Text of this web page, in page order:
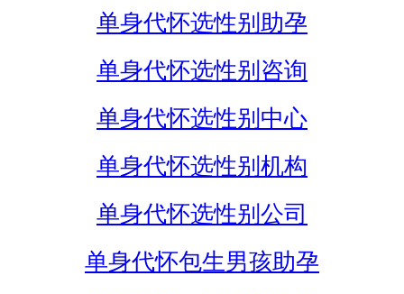
单身代怀选性别助孕
单身代怀选性别咨询
单身代怀选性别中心
单身代怀选性别机构
单身代怀选性别公司
单身代怀包生男孩助孕